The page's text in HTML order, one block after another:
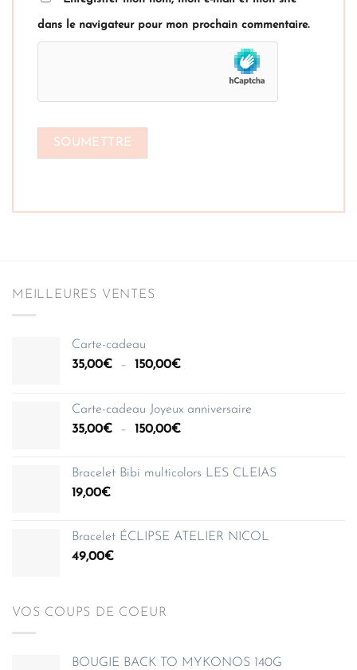
dans le navigateur pour mon prochain commentaire.
MEILLEURES VENTES
Carte-cadeau
35,00€ – 150,00€Plage
35,00€
à
Carte-cadeau Joyeux anniversaire
35,00€ – 150,00€Plage
35,00€
Bracelet Bibi multicolors LES CLEIAS
19,00€
Bracelet ÉCLIPSE ATELIER NICOL
49,00€
VOS COUPS DE COEUR
BOUGIE BACK TO MYKONOS 140G